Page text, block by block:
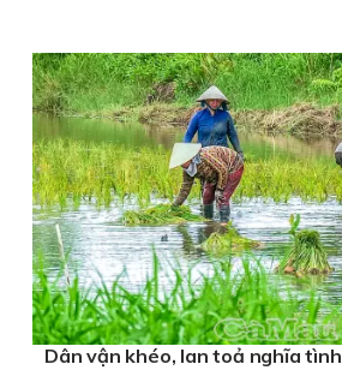
Dân vận khéo, lan toả nghĩa tình